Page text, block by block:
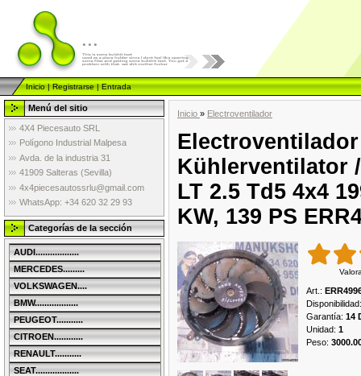
...
Inicio|Registrarse|Entrada
Menú del sitio
4X4 Piecesauto SRL
Polígono Industrial Malpesa
Avda. de la industria 31
41909 Salteras (Sevilla)
4x4piecesautossrlu@gmail.com
WhatsApp: +34 620 32 29 93
Categorías de la sección
AUDI..................
MERCEDES.........
VOLKSWAGEN....
BMW..................
PEUGEOT...........
CITROEN............
RENAULT...........
SEAT..................
Inicio » Electroventilador
Kühlerventilator
LT 2.5 Td5 4x4
KW, 139 PS
Art. :
Disponibilidad:
Garantía: 14
Unidad: 1
Peso: